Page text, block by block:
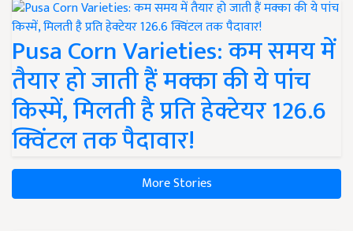
Pusa Corn Varieties: कम समय में
तैयार हो जाती हैं मक्का की ये पांच
किस्में, मिलती है प्रति हेक्टेयर 126.6
क्विंटल तक पैदावार!
More Stories